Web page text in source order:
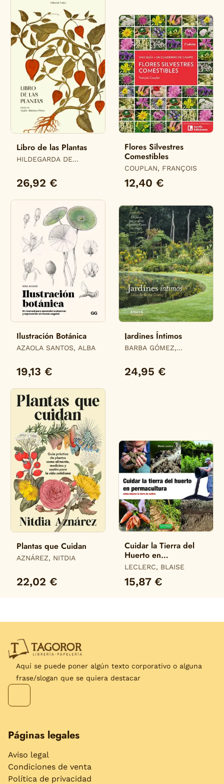
Libro de las Plantas
HILDEGARDA DE
26,92 €
Flores Silvestres
Comestibles
COUPLAN, FRANÇOIS
12,40 €
Ilustración Botánica
AZAOLA SANTOS, ALBA
19,13 €
Jardines Íntimos
BARBA GÓMEZ,
24,95 €
Plantas que Cuidan
AZNÁREZ, NITDIA
22,02 €
Cuidar la Tierra del
Huerto en
Permacultura
LECLERC, BLAISE
15,87 €
Aquí se puede poner algún texto corporativo o alguna
frase/slogan que se quiera destacar
Páginas legales
Aviso legal
Condiciones de venta
Política de privacidad